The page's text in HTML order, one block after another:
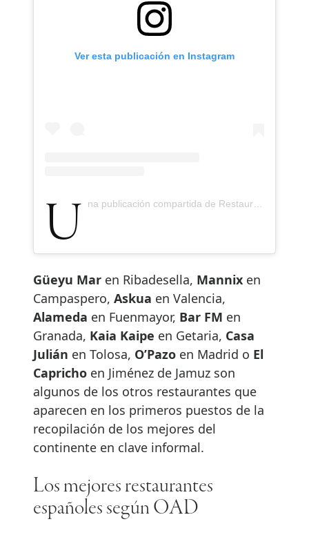
Ver esta publicación en Instagram
Una publicación compartida de Restaurante Elkano (@elkano_jatetxea)
Güeyu Mar en Ribadesella, Mannix en
Campaspero, Askua en Valencia,
Alameda en Fuenmayor, Bar FM en
Granada, Kaia Kaipe en Getaria, Casa
Julián en Tolosa, O’Pazo en Madrid o El
Capricho en Jiménez de Jamuz son
algunos de los otros restaurantes que
aparecen en los primeros puestos de la
recopilación de los mejores del
continente en clave informal.
Los mejores restaurantes
españoles según OAD